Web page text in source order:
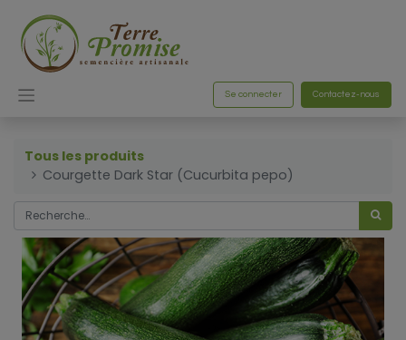
Se connecter Contactez-nous
Tous les produits
Courgette Dark Star (Cucurbita pepo)